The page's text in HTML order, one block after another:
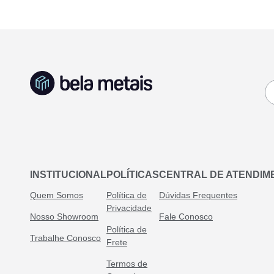
INSTITUCIONAL
Quem Somos
Nosso Showroom
Trabalhe Conosco
POLÍTICAS
Política de
Privacidade
Política de
Frete
Termos de
CENTRAL DE
Dúvidas Frequentes
Fale Conosco